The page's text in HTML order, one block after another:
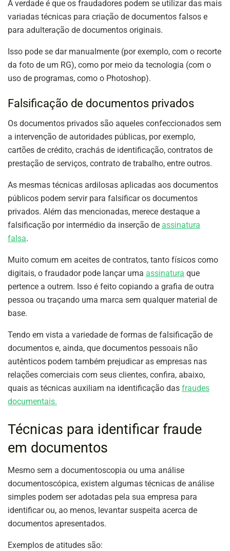
A verdade é que os fraudadores podem se utilizar das mais
variadas técnicas para criação de documentos falsos e
para adulteração de documentos originais.
Isso pode se dar manualmente (por exemplo, com o recorte
da foto de um RG), como por meio da tecnologia (com o
uso de programas, como o Photoshop).
Falsificação de documentos privados
Os documentos privados são aqueles confeccionados sem
a intervenção de autoridades públicas, por exemplo,
cartões de crédito, crachás de identificação, contratos de
prestação de serviços, contrato de trabalho, entre outros.
As mesmas técnicas ardilosas aplicadas aos documentos
públicos podem servir para falsificar os documentos
privados. Além das mencionadas, merece destaque a
falsificação por intermédio da inserção de assinatura
falsa.
Muito comum em aceites de contratos, tanto físicos como
digitais, o fraudador pode lançar uma assinatura que
pertence a outrem. Isso é feito copiando a grafia de outra
pessoa ou traçando uma marca sem qualquer material de
base.
Tendo em vista a variedade de formas de falsificação de
documentos e, ainda, que documentos pessoais não
autênticos podem também prejudicar as empresas nas
relações comerciais com seus clientes, confira, abaixo,
quais as técnicas auxiliam na identificação das fraudes
documentais.
Técnicas para identificar fraude
em documentos
Mesmo sem a documentoscopia ou uma análise
documentoscópica, existem algumas técnicas de análise
simples podem ser adotadas pela sua empresa para
identificar ou, ao menos, levantar suspeita acerca de
documentos apresentados.
Exemplos de atitudes são: